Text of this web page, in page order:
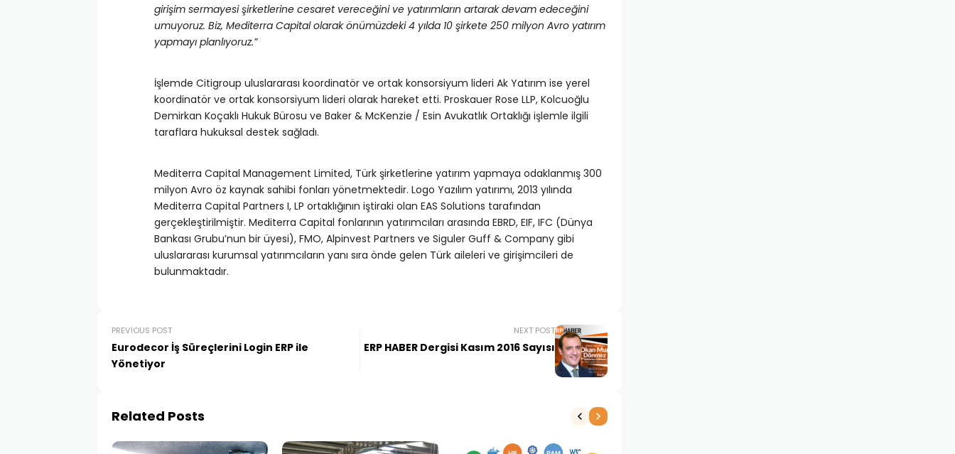
girişim sermayesi şirketlerine cesaret vereceğini ve yatırımların artarak devam edeceğini
umuyoruz. Biz, Mediterra Capital olarak önümüzdeki 4 yılda 10 şirkete 250 milyon Avro yatırım
yapmayı planlıyoruz.”
İşlemde Citigroup uluslararası koordinatör ve ortak konsorsiyum lideri Ak Yatırım ise yerel
koordinatör ve ortak konsorsiyum lideri olarak hareket etti. Proskauer Rose LLP, Kolcuoğlu
Demirkan Koçaklı Hukuk Bürosu ve Baker & McKenzie / Esin Avukatlık Ortaklığı işlemle ilgili
taraflara hukuksal destek sağladı.
Mediterra Capital Management Limited, Türk şirketlerine yatırım yapmaya odaklanmış 300
milyon Avro öz kaynak sahibi fonları yönetmektedir. Logo Yazılım yatırımı, 2013 yılında
Mediterra Capital Partners I, LP ortaklığının iştiraki olan EAS Solutions tarafından
gerçekleştirilmiştir. Mediterra Capital fonlarının yatırımcıları arasında EBRD, EIF, IFC (Dünya
Bankası Grubu’nun bir üyesi), FMO, Alpinvest Partners ve Siguler Guff & Company gibi
uluslararası kurumsal yatırımcıların yanı sıra önde gelen Türk aileleri ve girişimcileri de
bulunmaktadır.
PREVIOUS POST
Eurodecor İş Süreçlerini Login ERP ile
Yönetiyor
NEXT POST
ERP HABER Dergisi Kasım 2016 Sayısı
Related Posts